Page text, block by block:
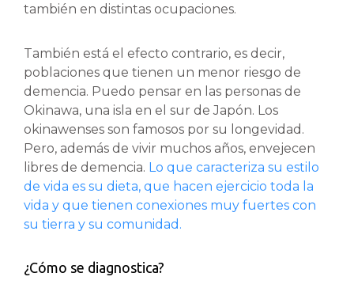
también en distintas ocupaciones.
También está el efecto contrario, es decir,
poblaciones que tienen un menor riesgo de
demencia. Puedo pensar en las personas de
Okinawa, una isla en el sur de Japón. Los
okinawenses son famosos por su longevidad.
Pero, además de vivir muchos años, envejecen
libres de demencia. Lo que caracteriza su estilo
de vida es su dieta, que hacen ejercicio toda la
vida y que tienen conexiones muy fuertes con
su tierra y su comunidad.
¿Cómo se diagnostica?